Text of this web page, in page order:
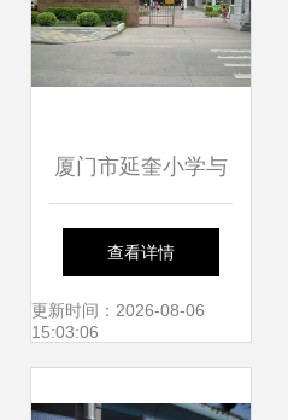
厦门市延奎小学与
厦门市仙岳小学 校
园风貌与教育特色
查看详情
更新时间：2026-08-06
15:03:06